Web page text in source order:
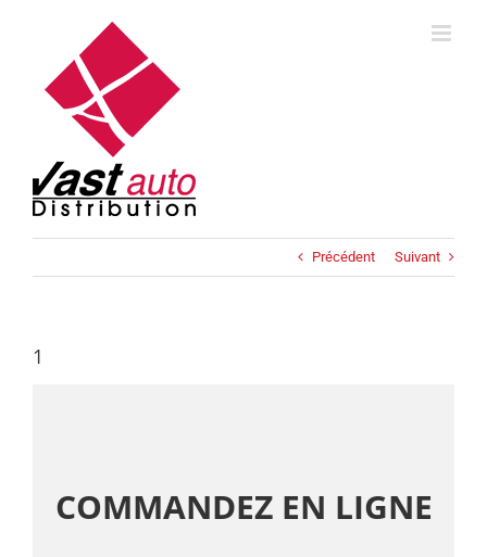
Précédent Suivant
1
COMMANDEZ EN LIGNE